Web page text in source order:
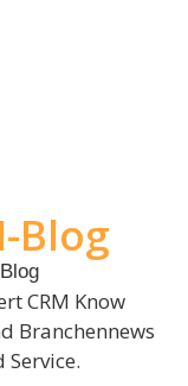
Blog
CRM Know
Branchennews